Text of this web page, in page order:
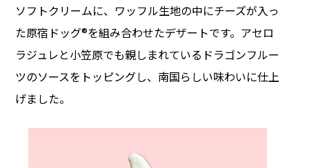
ソフトクリームに、ワッフル生地の中にチーズが入っ
た原宿ドッグ®を組み合わせたデザートです。アセロ
ラジュレと小笠原でも親しまれているドラゴンフルー
ツのソースをトッピングし、南国らしい味わいに仕上
げました。